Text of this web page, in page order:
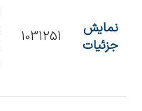
نمایش
جزئیات
1031251